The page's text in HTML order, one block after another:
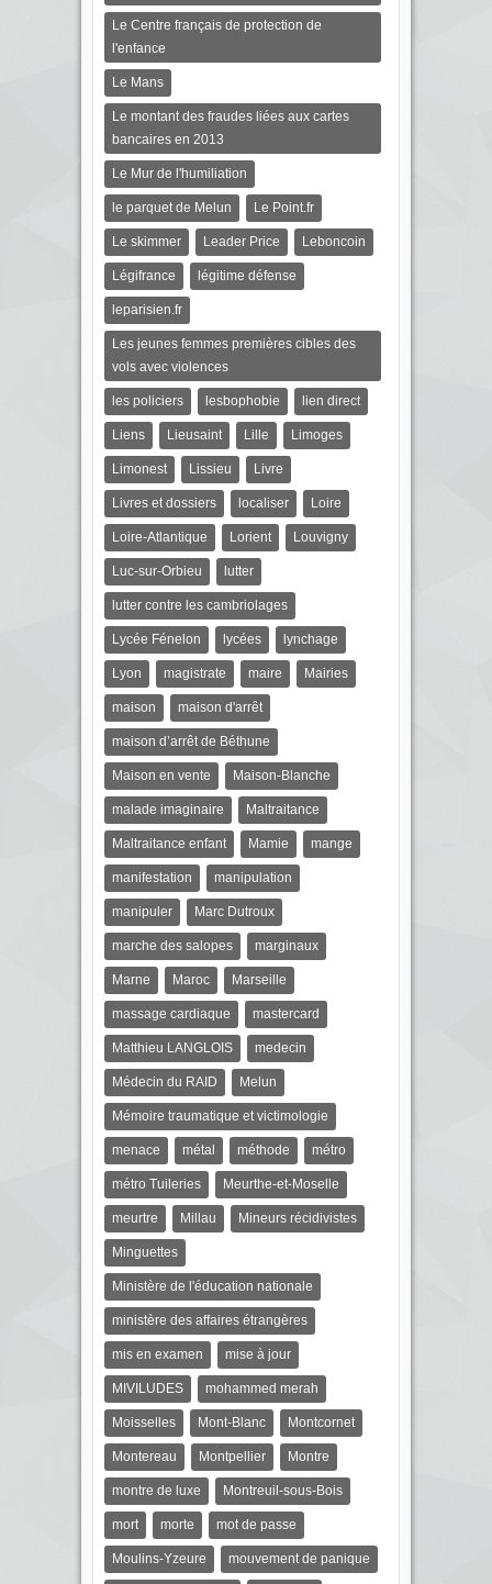
Le Centre français de protection de
l'enfance
Le Mans
Le montant des fraudes liées aux cartes
bancaires en 2013
Le Mur de l'humiliation
le parquet de Melun Le Point.fr
Le skimmer Leader Price Leboncoin
Légifrance légitime défense
leparisien.fr
Les jeunes femmes premières cibles des
vols avec violences
les policiers lesbophobie lien direct
Liens Lieusaint Lille Limoges
Limonest Lissieu Livre
Livres et dossiers localiser Loire
Loire-Atlantique Lorient Louvigny
Luc-sur-Orbieu lutter
lutter contre les cambriolages
Lycée Fénelon lycées lynchage
Lyon magistrate maire Mairies
maison maison d'arrêt
maison d’arrêt de Béthune
Maison en vente Maison-Blanche
malade imaginaire Maltraitance
Maltraitance enfant Mamie mange
manifestation manipulation
manipuler Marc Dutroux
marche des salopes marginaux
Marne Maroc Marseille
massage cardiaque mastercard
Matthieu LANGLOIS medecin
Médecin du RAID Melun
Mémoire traumatique et victimologie
menace métal méthode métro
métro Tuileries Meurthe-et-Moselle
meurtre Millau Mineurs récidivistes
Minguettes
Ministère de l'éducation nationale
ministère des affaires étrangères
mis en examen mise à jour
MIVILUDES mohammed merah
Moisselles Mont-Blanc Montcornet
Montereau Montpellier Montre
montre de luxe Montreuil-sous-Bois
mort morte mot de passe
Moulins-Yzeure mouvement de panique